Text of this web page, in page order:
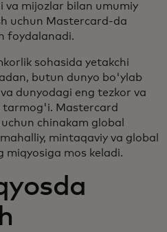
va mijozlar bilan umumiy
uchun Mastercard-da
foydalanadi.
sohasida yetakchi
butun dunyo bo'ylab
dunyodagi eng tezkor va
tarmog'i. Mastercard
chinakam global
mintaqaviy va global
mos keladi.